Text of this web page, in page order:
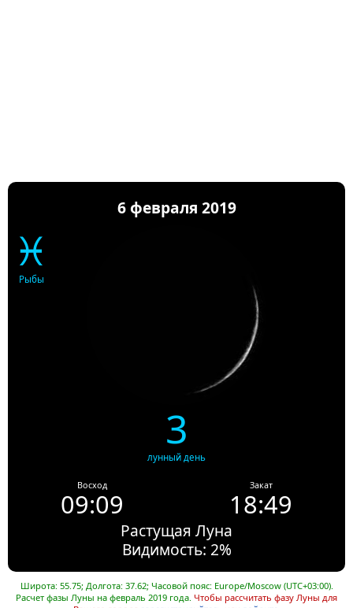
6 февраля 2019
♓
Рыбы
3
лунный день
Восход
09:09
Закат
18:49
Растущая Луна
Видимость: 2%
Широта: 55.75; Долгота: 37.62; Часовой пояс: Europe/Moscow (UTC+03:00).
Расчет фазы Луны на февраль 2019 года. Чтобы рассчитать фазу Луны для